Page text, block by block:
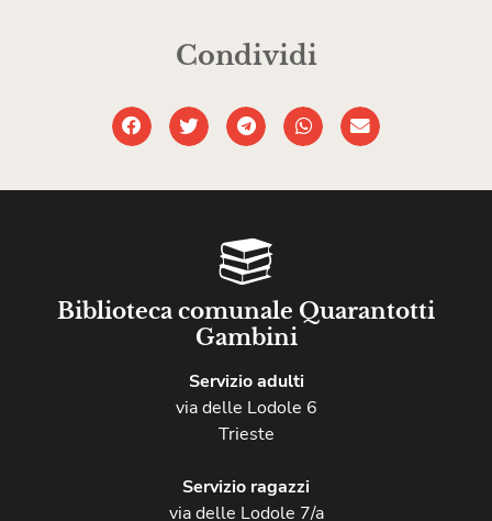
Condividi
Biblioteca comunale Quarantotti
Gambini
Servizio adulti
via delle Lodole 6
Trieste
Servizio ragazzi
via delle Lodole 7/a